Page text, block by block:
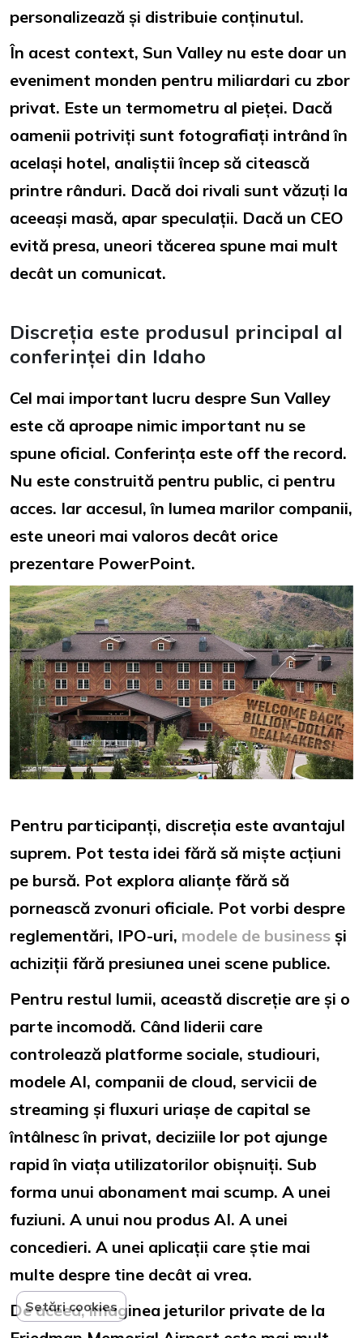
personalizează și distribuie conținutul.
În acest context, Sun Valley nu este doar un
eveniment monden pentru miliardari cu zbor
privat. Este un termometru al pieței. Dacă
oamenii potriviți sunt fotografiați intrând în
același hotel, analiștii încep să citească
printre rânduri. Dacă doi rivali sunt văzuți la
aceeași masă, apar speculații. Dacă un CEO
evită presa, uneori tăcerea spune mai mult
decât un comunicat.
Discreția este produsul principal al
conferinței din Idaho
Cel mai important lucru despre Sun Valley
este că aproape nimic important nu se
spune oficial. Conferința este off the record.
Nu este construită pentru public, ci pentru
acces. Iar accesul, în lumea marilor companii,
este uneori mai valoros decât orice
prezentare PowerPoint.
Pentru participanți, discreția este avantajul
suprem. Pot testa idei fără să miște acțiuni
pe bursă. Pot explora alianțe fără să
pornească zvonuri oficiale. Pot vorbi despre
reglementări, IPO-uri, modele de business și
achiziții fără presiunea unei scene publice.
Pentru restul lumii, această discreție are și o
parte incomodă. Când liderii care
controlează platforme sociale, studiouri,
modele AI, companii de cloud, servicii de
streaming și fluxuri uriașe de capital se
întâlnesc în privat, deciziile lor pot ajunge
rapid în viața utilizatorilor obișnuiți. Sub
forma unui abonament mai scump. A unei
fuziuni. A unui nou produs AI. A unei
concedieri. A unei aplicații care știe mai
multe despre tine decât ai vrea.
De aceea, imaginea jeturilor private de la
Setări cookies